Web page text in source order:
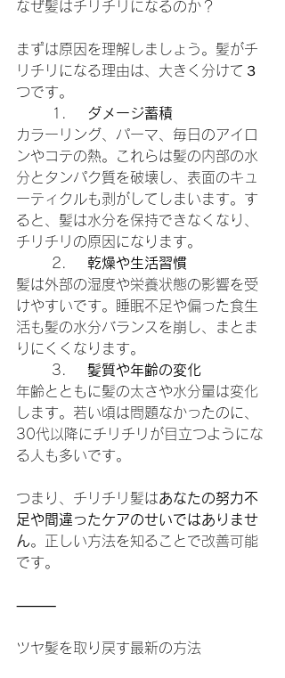
なぜ髪はチリチリになるのか？
まずは原因を理解しましょう。髪がチ
リチリになる理由は、大きく分けて３
つです。
ダメージ蓄積
カラーリング、パーマ、毎日のアイロ
ンやコテの熱。これらは髪の内部の水
分とタンパク質を破壊し、表面のキュ
ーティクルも剥がしてしまいます。す
ると、髪は水分を保持できなくなり、
チリチリの原因になります。
乾燥や生活習慣
髪は外部の湿度や栄養状態の影響を受
けやすいです。睡眠不足や偏った食生
活も髪の水分バランスを崩し、まとま
りにくくなります。
髪質や年齢の変化
年齢とともに髪の太さや水分量は変化
します。若い頃は問題なかったのに、
30代以降にチリチリが目立つようにな
る人も多いです。
つまり、チリチリ髪はあなたの努力不
足や間違ったケアのせいではありませ
ん。正しい方法を知ることで改善可能
です。
⸻
ツヤ髪を取り戻す最新の方法